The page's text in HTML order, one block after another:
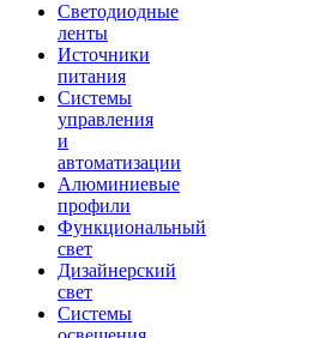
Светодиодные
ленты
Источники
питания
Системы
управления
и
автоматизации
Алюминиевые
профили
Функциональный
свет
Дизайнерский
свет
Системы